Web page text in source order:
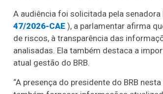
A audiência foi solicitada pela
47/2026-CAE ), a parlamentar afirma
de riscos, à transparência das
analisadas. Ela também destaca a
atual gestão do BRB.
“A presença do presidente do BRB